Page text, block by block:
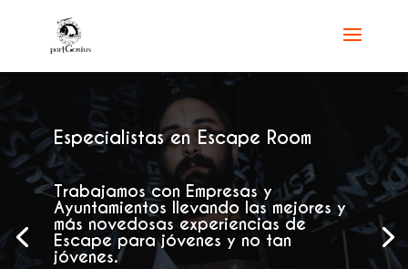
Especialistas en Escape Room
Trabajamos con Empresas y
Ayuntamientos llevando las mejoresy
más novedosas experiencias de
Escapepara jóvenes y no tan
jóvenes.